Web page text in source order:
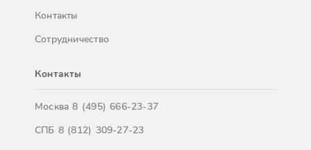
Контакты
Сотрудничество
Контакты
Москва8 (495) 666-23-37
СПБ 8 (812) 309-27-23